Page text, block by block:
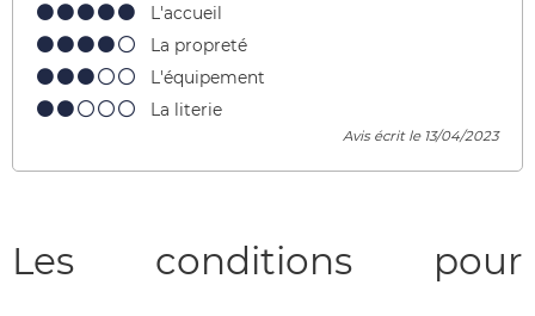
L'accueil
La propreté
L'équipement
La literie
Avis écrit le 13/04/2023
Les conditions pour